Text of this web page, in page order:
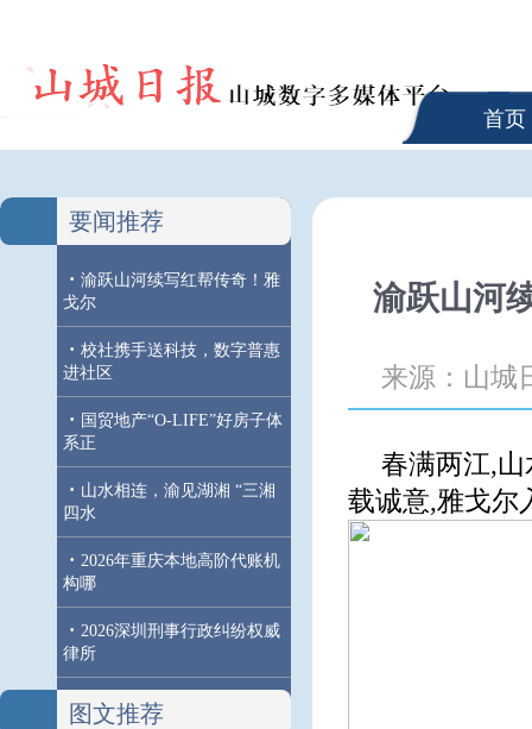
首页
要闻推荐
· 渝跃山河续写红帮传奇！雅
戈尔
· 校社携手送科技，数字普惠
进社区
· 国贸地产“O-LIFE”好房子体
系正
· 山水相连，渝见湖湘 “三湘
四水
· 2026年重庆本地高阶代账机
构哪
· 2026深圳刑事行政纠纷权威
律所
图文推荐
渝跃山河
来源：山城
春满两江,
载诚意,雅戈尔